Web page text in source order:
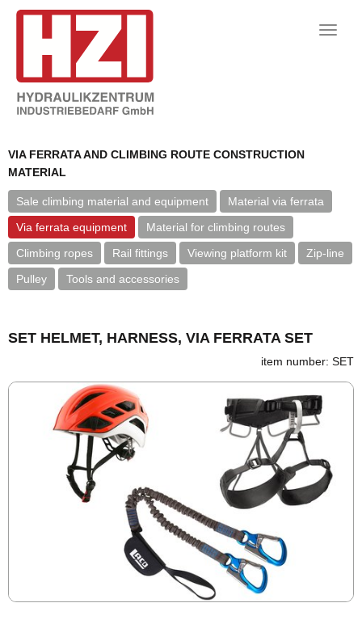
Toggle
VIA FERRATA AND CLIMBING ROUTE CONSTRUCTION
MATERIAL
Sale climbing material and equipment
Material via ferrata
Via ferrata equipment
Material for climbing routes
Climbing ropes
Rail fittings Viewing platform kit
Zip-line
Pulley
Tools and accessories
SET HELMET, HARNESS, VIA FERRATA SET
item number: SET